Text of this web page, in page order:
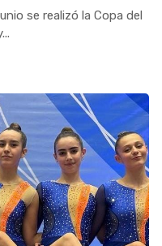
se realizó la Copa del
...